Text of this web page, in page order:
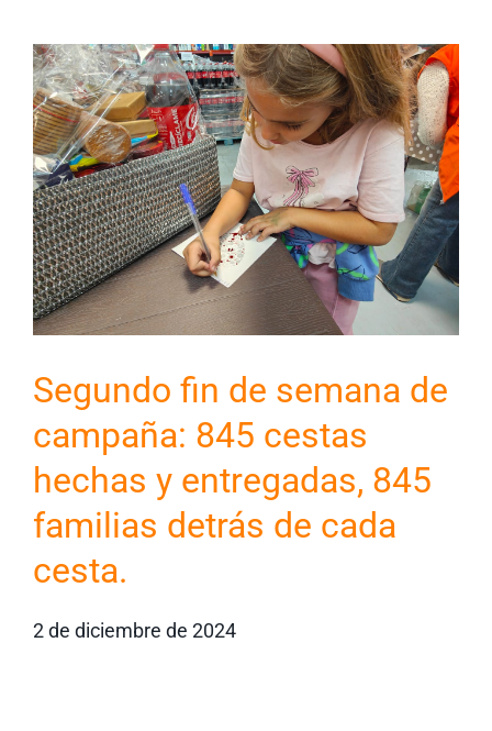
Segundo fin de semana de
campaña: 845 cestas
hechas y entregadas, 845
familias detrás de cada
cesta.
2 de diciembre de 2024